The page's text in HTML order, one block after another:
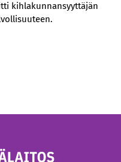
kihlakunnansyyttäjän